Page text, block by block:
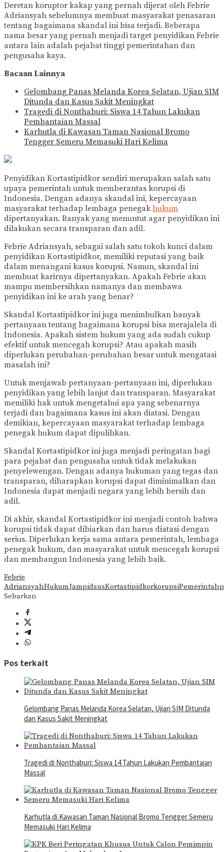
Deretan koruptor kakap yang pernah dijerat oleh Febrie
Adriansyah sebelumnya membuat masyarakat penasaran
tentang bagaimana skandal ini bisa terjadi. Beberapa
nama besar yang pernah menjadi target penyidikan Febrie
antara lain adalah pejabat tinggi pemerintahan dan
pengusaha kaya.
Bacaan Lainnya
Gelombang Panas Melanda Korea Selatan, Ujian SIM
Ditunda dan Kasus Sakit Meningkat
Tragedi di Nonthaburi: Siswa 14 Tahun Lakukan
Pembantaian Massal
Karhutla di Kawasan Taman Nasional Bromo
Tengger Semeru Memasuki Hari Kelima
Penyidikan Kortastipidkor sendiri merupakan salah satu
upaya pemerintah untuk memberantas korupsi di
Indonesia. Dengan adanya skandal ini, kepercayaan
masyarakat terhadap lembaga penegak hukum
dipertanyakan. Banyak yang menuntut agar penyidikan ini
dilakukan secara transparan dan adil.
Febrie Adriansyah, sebagai salah satu tokoh kunci dalam
penyidikan Kortastipidkor, memiliki reputasi yang baik
dalam menangani kasus korupsi. Namun, skandal ini
membuat karirnya dipertanyakan. Apakah Febrie akan
mampu membersihkan namanya dan membawa
penyidikan ini ke arah yang benar?
Skandal Kortastipidkor ini juga menimbulkan banyak
pertanyaan tentang bagaimana korupsi bisa merajalela di
Indonesia. Apakah sistem hukum yang ada sudah cukup
efektif untuk mencegah korupsi? Atau apakah masih
diperlukan perubahan-perubahan besar untuk mengatasi
masalah ini?
Untuk menjawab pertanyaan-pertanyaan ini, diperlukan
penyidikan yang lebih lanjut dan transparan. Masyarakat
memiliki hak untuk mengetahui apa yang sebenarnya
terjadi dan bagaimana kasus ini akan diatasi. Dengan
demikian, kepercayaan masyarakat terhadap lembaga
penegak hukum dapat dipulihkan.
Skandal Kortastipidkor ini juga menjadi peringatan bagi
para pejabat dan pengusaha untuk tidak melakukan
penyelewengan. Dengan adanya hukuman yang tegas dan
transparan, diharapkan korupsi dapat diminimalkan dan
Indonesia dapat menjadi negara yang lebih bersih dan
adil.
Di akhir, skandal Kortastipidkor ini menjadi contoh bahwa
korupsi tidak dapat dibiarkan dan harus diatasi dengan
serius. Diperlukan kerja sama antara pemerintah, lembaga
penegak hukum, dan masyarakat untuk mencegah korupsi
dan membangun Indonesia yang lebih baik.
Febrie
AdriansyahHukumJampidsusKortastipidkorkorupsiPemerintah
Sebarkan
Pos terkait
Gelombang Panas Melanda Korea Selatan, Ujian SIM Ditunda
dan Kasus Sakit Meningkat
Tragedi di Nonthaburi: Siswa 14 Tahun Lakukan Pembantaian
Massal
Karhutla di Kawasan Taman Nasional Bromo Tengger Semeru
Memasuki Hari Kelima